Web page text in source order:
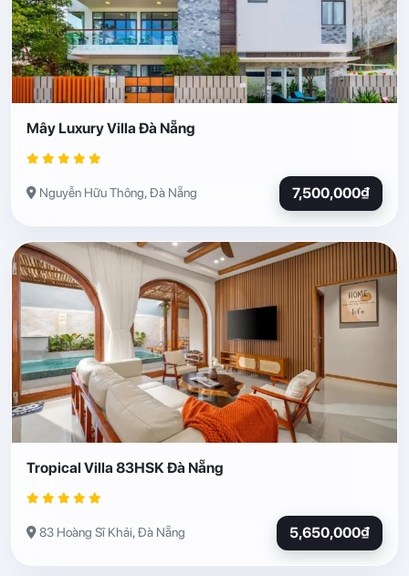
Mây Luxury Villa Đà Nẵng
Nguyễn Hữu Thông, Đà Nẵng 7,500,000₫
Tropical Villa 83HSK Đà Nẵng
83 Hoàng Sĩ Khải, Đà Nẵng 5,650,000₫